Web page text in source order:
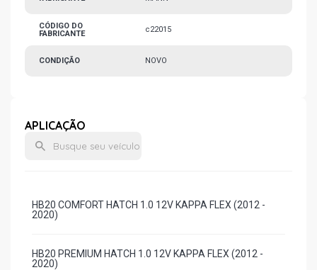
CÓDIGO DO
FABRICANTE
c22015
CONDIÇÃO NOVO
APLICAÇÃO
HB20 COMFORT HATCH 1.0 12V KAPPA FLEX (2012 -
2020)
HB20 PREMIUM HATCH 1.0 12V KAPPA FLEX (2012 -
2020)